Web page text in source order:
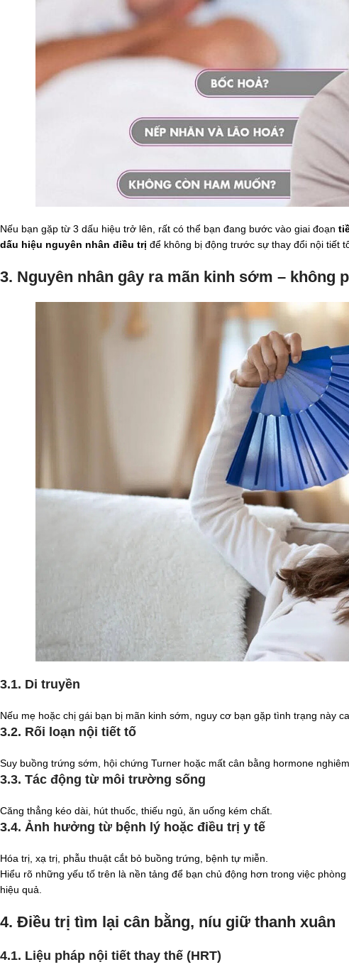
Nếu bạn gặp từ 3 dấu hiệu trở lên, rất có thể bạn đang bước vào giai đoạn
dấu hiệu nguyên nhân điều trị để không bị động trước sự thay đổi nội tiết
3. Nguyên nhân gây ra mãn kinh sớm – không
3.1. Di truyền
Nếu mẹ hoặc chị gái bạn bị mãn kinh sớm, nguy cơ bạn gặp tình trạng này
3.2. Rối loạn nội tiết tố
Suy buồng trứng sớm, hội chứng Turner hoặc mất cân bằng hormone nghiêm
3.3. Tác động từ môi trường sống
Căng thẳng kéo dài, hút thuốc, thiếu ngủ, ăn uống kém chất.
3.4. Ảnh hưởng từ bệnh lý hoặc điều trị y tế
Hóa trị, xạ trị, phẫu thuật cắt bỏ buồng trứng, bệnh tự miễn.
Hiểu rõ những yếu tố trên là nền tảng để bạn chủ động hơn trong việc
hiệu quả.
4. Điều trị tìm lại cân bằng, níu giữ thanh xuân
4.1. Liệu pháp nội tiết thay thế (HRT)